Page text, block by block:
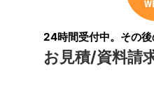
24時間受付中。その
お見積/資料請